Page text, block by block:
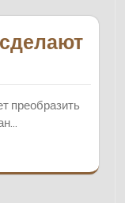
преобразить